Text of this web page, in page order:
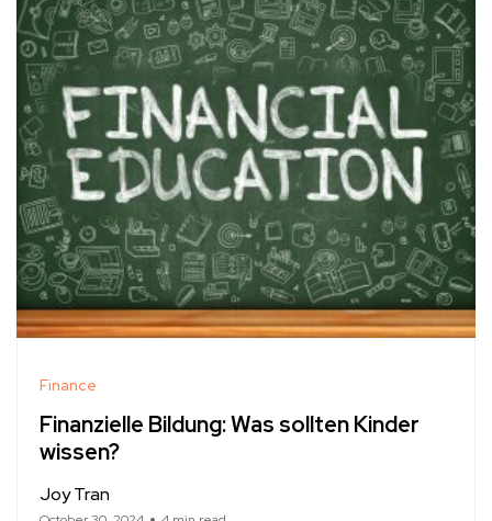
Finance
Finanzielle Bildung: Was sollten Kinder
wissen?
Joy Tran